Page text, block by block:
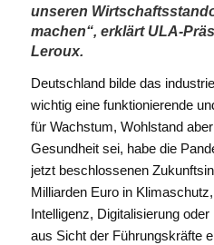
unseren
machen“, erklärt ULA-
Leroux.
Deutschland bilde das
wichtig eine funktionierende
für Wachstum, Wohlstand
Gesundheit sei, habe die
jetzt beschlossenen
Milliarden Euro in
Intelligenz, Digitalisierung
aus Sicht der Führungskräfte